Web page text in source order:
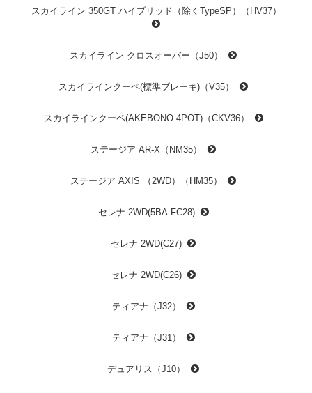
スカイライン 350GT ハイブリッド（除くTypeSP）（HV37）
スカイライン クロスオーバー（J50）
スカイラインクーペ(標準ブレーキ)（V35）
スカイラインクーペ(AKEBONO 4POT)（CKV36）
ステージア AR-X（NM35）
ステージア AXIS （2WD）（HM35）
セレナ 2WD(5BA-FC28)
セレナ 2WD(C27)
セレナ 2WD(C26)
ティアナ（J32）
ティアナ（J31）
デュアリス（J10）